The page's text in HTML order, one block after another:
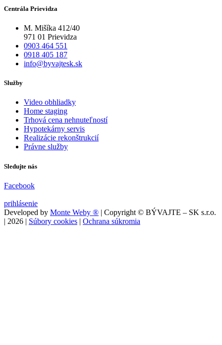
Centrála Prievidza
M. Mišíka 412/40
971 01 Prievidza
0903 464 551
0918 405 187
info@byvajtesk.sk
Služby
Video obhliadky
Home staging
Trhová cena nehnuteľností
Hypotekárny servis
Realizácie rekonštrukcií
Právne služby
Sledujte nás
Facebook
prihlásenie
Developed by Monte Weby ® | Copyright © BÝVAJTE – SK s.r.o.
| 2026 | Súbory cookies | Ochrana súkromia